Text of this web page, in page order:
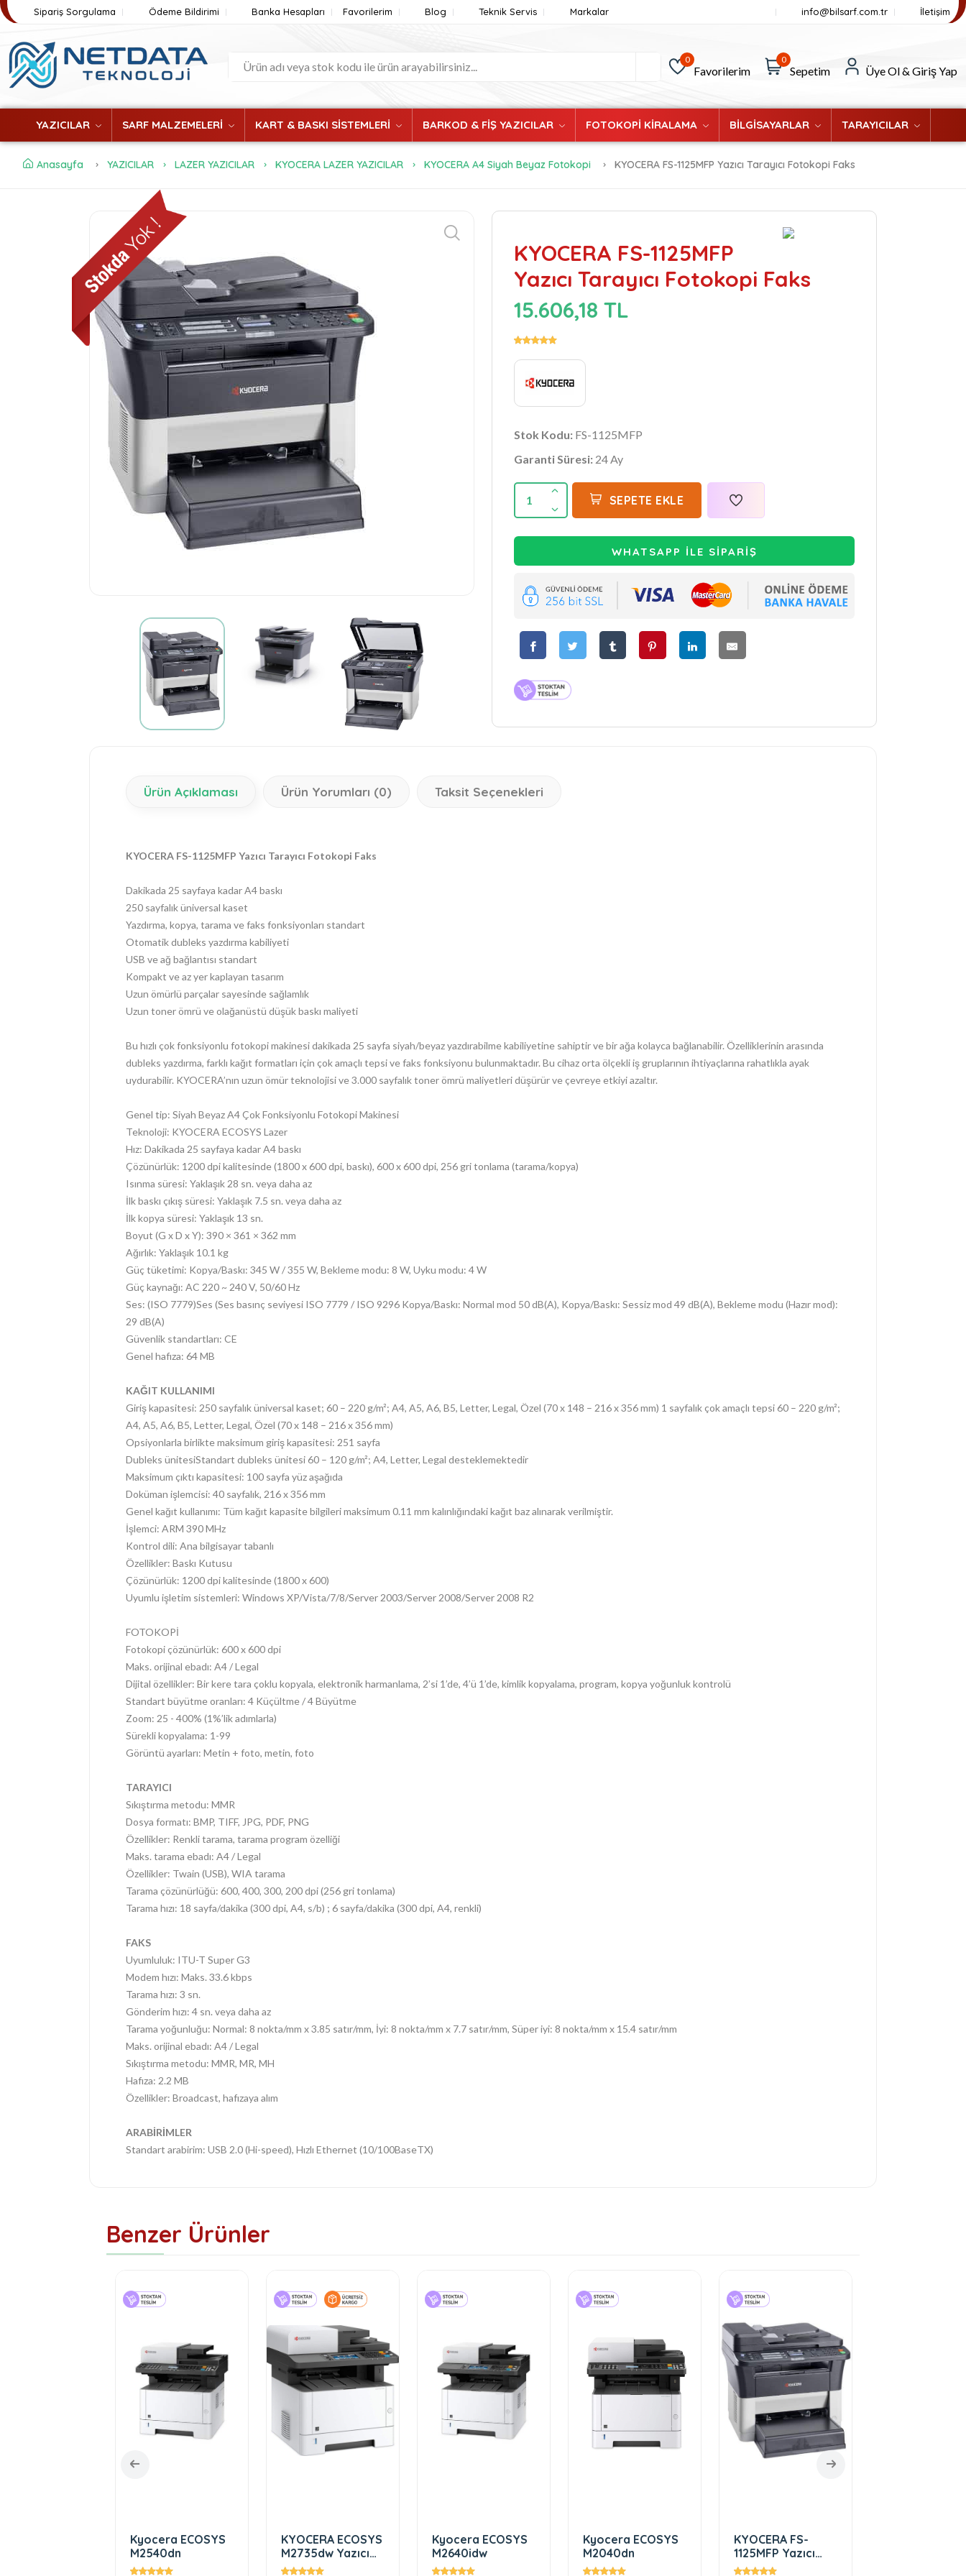
Sipariş Sorgulama Ödeme Bildirimi Banka Hesapları Favorilerim Blog Teknik Servis Markalar info@bilsarf.com.tr İletişim
0
Favorilerim
0
Sepetim Üye Ol & Giriş Yap
YAZICILAR SARF MALZEMELERİ KART & BASKI SİSTEMLERİ BARKOD & FİŞ YAZICILAR FOTOKOPİ KİRALAMA BİLGİSAYARLAR TARAYICILAR
Anasayfa YAZICILAR LAZER YAZICILAR KYOCERA LAZER YAZICILAR KYOCERA A4 Siyah Beyaz Fotokopi KYOCERA FS-1125MFP Yazıcı Tarayıcı Fotokopi Faks
KYOCERA FS-1125MFP
Yazıcı Tarayıcı Fotokopi Faks
15.606,18 TL
Stok Kodu: FS-1125MFP
Garanti Süresi: 24 Ay
1 SEPETE EKLE
WHATSAPP İLE SİPARİŞ
Ürün Açıklaması Ürün Yorumları (0) Taksit Seçenekleri
KYOCERA FS-1125MFP Yazıcı Tarayıcı Fotokopi Faks
Dakikada 25 sayfaya kadar A4 baskı
250 sayfalık üniversal kaset
Yazdırma, kopya, tarama ve faks fonksiyonları standart
Otomatik dubleks yazdırma kabiliyeti
USB ve ağ bağlantısı standart
Kompakt ve az yer kaplayan tasarım
Uzun ömürlü parçalar sayesinde sağlamlık
Uzun toner ömrü ve olağanüstü düşük baskı maliyeti
Bu hızlı çok fonksiyonlu fotokopi makinesi dakikada 25 sayfa siyah/beyaz yazdırabilme kabiliyetine sahiptir ve bir ağa kolayca bağlanabilir. Özelliklerinin arasında
dubleks yazdırma, farklı kağıt formatları için çok amaçlı tepsi ve faks fonksiyonu bulunmaktadır. Bu cihaz orta ölçekli iş gruplarının ihtiyaçlarına rahatlıkla ayak
uydurabilir. KYOCERA’nın uzun ömür teknolojisi ve 3.000 sayfalık toner ömrü maliyetleri düşürür ve çevreye etkiyi azaltır.
Genel tip: Siyah Beyaz A4 Çok Fonksiyonlu Fotokopi Makinesi
Teknoloji: KYOCERA ECOSYS Lazer
Hız: Dakikada 25 sayfaya kadar A4 baskı
Çözünürlük: 1200 dpi kalitesinde (1800 x 600 dpi, baskı), 600 x 600 dpi, 256 gri tonlama (tarama/kopya)
Isınma süresi: Yaklaşık 28 sn. veya daha az
İlk baskı çıkış süresi: Yaklaşık 7.5 sn. veya daha az
İlk kopya süresi: Yaklaşık 13 sn.
Boyut (G x D x Y): 390 × 361 × 362 mm
Ağırlık: Yaklaşık 10.1 kg
Güç tüketimi: Kopya/Baskı: 345 W / 355 W, Bekleme modu: 8 W, Uyku modu: 4 W
Güç kaynağı: AC 220 ~ 240 V, 50/60 Hz
Ses: (ISO 7779)Ses (Ses basınç seviyesi ISO 7779 / ISO 9296 Kopya/Baskı: Normal mod 50 dB(A), Kopya/Baskı: Sessiz mod 49 dB(A), Bekleme modu (Hazır mod):
29 dB(A)
Güvenlik standartları: CE
Genel hafıza: 64 MB
KAĞIT KULLANIMI
Giriş kapasitesi: 250 sayfalık üniversal kaset; 60 – 220 g/m²; A4, A5, A6, B5, Letter, Legal, Özel (70 x 148 – 216 x 356 mm) 1 sayfalık çok amaçlı tepsi 60 – 220 g/m²;
A4, A5, A6, B5, Letter, Legal, Özel (70 x 148 – 216 x 356 mm)
Opsiyonlarla birlikte maksimum giriş kapasitesi: 251 sayfa
Dubleks ünitesiStandart dubleks ünitesi 60 – 120 g/m²; A4, Letter, Legal desteklemektedir
Maksimum çıktı kapasitesi: 100 sayfa yüz aşağıda
Doküman işlemcisi: 40 sayfalık, 216 x 356 mm
Genel kağıt kullanımı: Tüm kağıt kapasite bilgileri maksimum 0.11 mm kalınlığındaki kağıt baz alınarak verilmiştir.
İşlemci: ARM 390 MHz
Kontrol dili: Ana bilgisayar tabanlı
Özellikler: Baskı Kutusu
Çözünürlük: 1200 dpi kalitesinde (1800 x 600)
Uyumlu işletim sistemleri: Windows XP/Vista/7/8/Server 2003/Server 2008/Server 2008 R2
FOTOKOPİ
Fotokopi çözünürlük: 600 x 600 dpi
Maks. orijinal ebadı: A4 / Legal
Dijital özellikler: Bir kere tara çoklu kopyala, elektronik harmanlama, 2’si 1’de, 4’ü 1’de, kimlik kopyalama, program, kopya yoğunluk kontrolü
Standart büyütme oranları: 4 Küçültme / 4 Büyütme
Zoom: 25 - 400% (1%’lik adımlarla)
Sürekli kopyalama: 1-99
Görüntü ayarları: Metin + foto, metin, foto
TARAYICI
Sıkıştırma metodu: MMR
Dosya formatı: BMP, TIFF, JPG, PDF, PNG
Özellikler: Renkli tarama, tarama program özelliği
Maks. tarama ebadı: A4 / Legal
Özellikler: Twain (USB), WIA tarama
Tarama çözünürlüğü: 600, 400, 300, 200 dpi (256 gri tonlama)
Tarama hızı: 18 sayfa/dakika (300 dpi, A4, s/b) ; 6 sayfa/dakika (300 dpi, A4, renkli)
FAKS
Uyumluluk: ITU-T Super G3
Modem hızı: Maks. 33.6 kbps
Tarama hızı: 3 sn.
Gönderim hızı: 4 sn. veya daha az
Tarama yoğunluğu: Normal: 8 nokta/mm x 3.85 satır/mm, İyi: 8 nokta/mm x 7.7 satır/mm, Süper iyi: 8 nokta/mm x 15.4 satır/mm
Maks. orijinal ebadı: A4 / Legal
Sıkıştırma metodu: MMR, MR, MH
Hafıza: 2.2 MB
Özellikler: Broadcast, hafızaya alım
ARABİRİMLER
Standart arabirim: USB 2.0 (Hi-speed), Hızlı Ethernet (10/100BaseTX)
Benzer Ürünler
Kyocera ECOSYS
M2540dn
KYOCERA ECOSYS
M2735dw Yazıcı
Tarayıcı Fotokopi
Kyocera ECOSYS
M2640idw
Kyocera ECOSYS
M2040dn
KYOCERA FS-
1125MFP Yazıcı
Tarayıcı Fotokopi